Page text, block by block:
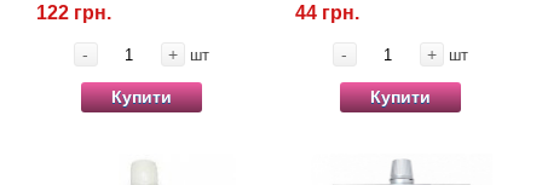
122 грн.
- + шт
Купити
44 грн.
- + шт
Купити